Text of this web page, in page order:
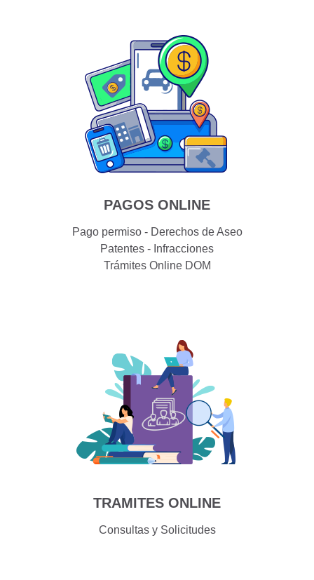
PAGOS ONLINE
Pago permiso - Derechos de Aseo
Patentes - Infracciones
Trámites Online DOM
TRAMITES ONLINE
Consultas y Solicitudes